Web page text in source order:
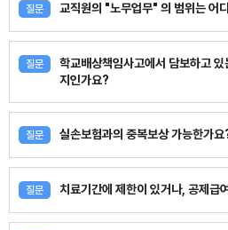
질문 교직원의 "노무업무" 의 범위는 어
질문
학교배상책임사고에서 담보하고
지인가요?
질문 실손보험과의 중복보상 가능한가요
질문 치료기간에 제한이 있거나, 공제급